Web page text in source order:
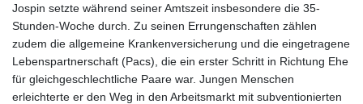
Jospin setzte während seiner Amtszeit insbesondere die 35-
Stunden-Woche durch. Zu seinen Errungenschaften zählen
zudem die allgemeine Krankenversicherung und die eingetragene
Lebenspartnerschaft (Pacs), die ein erster Schritt in Richtung Ehe
für gleichgeschlechtliche Paare war. Jungen Menschen
erleichterte er den Weg in den Arbeitsmarkt mit subventionierten